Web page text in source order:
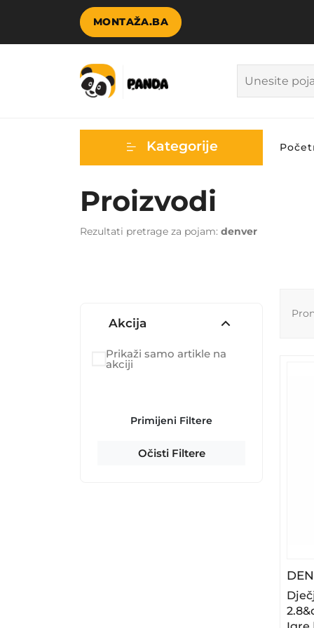
MONTAŽA.BA
Kategorije
Proizvodi
Rezultati pretrage za pojam: denver
Akcija
Prikaži samo artikle na
akciji
Primijeni Filtere
Očisti Filtere